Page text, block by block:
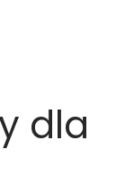
dla